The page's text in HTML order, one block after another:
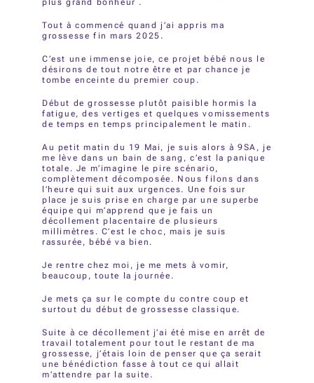
plus grand bonheur .
Tout à commencé quand j’ai appris ma
grossesse fin mars 2025.
C’est une immense joie, ce projet bébé nous le
désirons de tout notre être et par chance je
tombe enceinte du premier coup.
Début de grossesse plutôt paisible hormis la
fatigue, des vertiges et quelques vomissements
de temps en temps principalement le matin.
Au petit matin du 19 Mai, je suis alors à 9SA, je
me lève dans un bain de sang, c’est la panique
totale. Je m’imagine le pire scénario,
complètement décomposée. Nous filons dans
l’heure qui suit aux urgences. Une fois sur
place je suis prise en charge par une superbe
équipe qui m’apprend que je fais un
décollement placentaire de plusieurs
millimètres. C’est le choc, mais je suis
rassurée, bébé va bien.
Je rentre chez moi, je me mets à vomir,
beaucoup, toute la journée.
Je mets ça sur le compte du contre coup et
surtout du début de grossesse classique.
Suite à ce décollement j’ai été mise en arrêt de
travail totalement pour tout le restant de ma
grossesse, j’étais loin de penser que ça serait
une bénédiction fasse à tout ce qui allait
m’attendre par la suite.